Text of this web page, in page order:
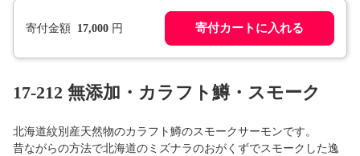
寄付金額 17,000 円 寄付カートに入れる
17-212 無添加・カラフト鱒・スモーク
北海道紋別産天然物のカラフト鱒のスモークサーモンです。
昔ながらの方法で北海道のミズナラのおがくずでスモークした逸